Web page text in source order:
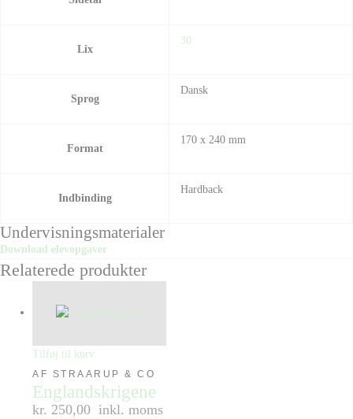
Lix
30
Sprog
Dansk
Format
170 x 240 mm
Indbinding
Hardback
Undervisningsmaterialer
Download elevopgaver
Relaterede produkter
Tilføj til kurv
AF STRAARUP & CO
Englandskrigene
kr. 250,00 inkl. moms